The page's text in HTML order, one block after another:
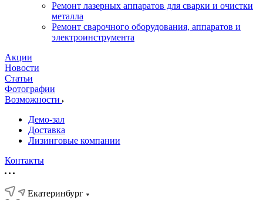
Ремонт лазерных аппаратов для сварки и очистки
металла
Ремонт сварочного оборудования, аппаратов и
электроинструмента
Акции
Новости
Статьи
Фотографии
Возможности
Демо-зал
Доставка
Лизинговые компании
Контакты
Екатеринбург